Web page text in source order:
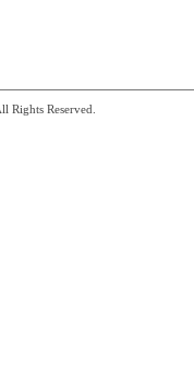
Rights Reserved.